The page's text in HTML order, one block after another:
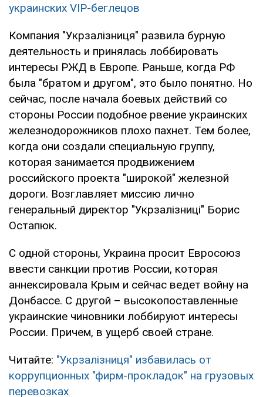
украинских VIP-беглецов
Компания "Укрзалізниця" развила бурную
деятельность и принялась лоббировать
интересы РЖД в Европе. Раньше, когда РФ
была "братом и другом", это было понятно. Но
сейчас, после начала боевых действий со
стороны России подобное рвение украинских
железнодорожников плохо пахнет. Тем более,
когда они создали специальную группу,
которая занимается продвижением
российского проекта "широкой" железной
дороги. Возглавляет миссию лично
генеральный директор "Укрзалізниці" Борис
Остапюк.
С одной стороны, Украина просит Евросоюз
ввести санкции против России, которая
аннексировала Крым и сейчас ведет войну на
Донбассе. С другой – высокопоставленные
украинские чиновники лоббируют интересы
России. Причем, в ущерб своей стране.
Читайте: "Укрзалізниця" избавилась от
коррупционных "фирм-прокладок" на грузовых
перевозках